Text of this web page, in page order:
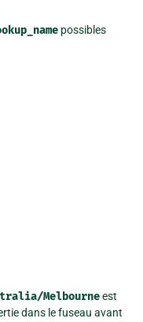
possibles
Melbourneest
dans le fuseau avant